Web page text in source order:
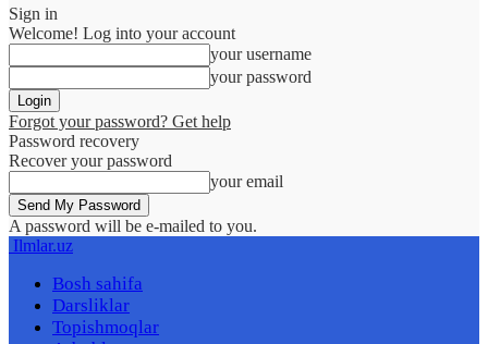
Sign in
Welcome! Log into your account
your username
your password
Forgot your password? Get help
Password recovery
Recover your password
your email
A password will be e-mailed to you.
Ilmlar.uz
Bosh sahifa
Darsliklar
Topishmoqlar